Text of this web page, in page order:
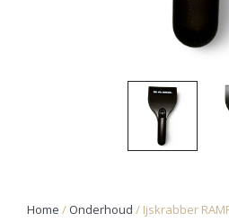
Home / Onderhoud / Ijskrabber